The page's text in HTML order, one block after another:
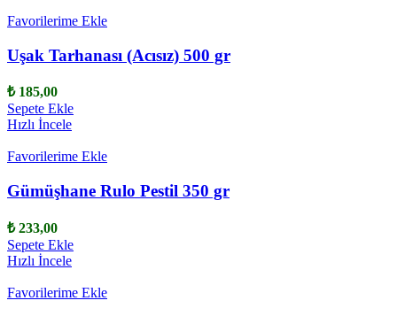
Favorilerime Ekle
Uşak Tarhanası (Acısız) 500 gr
₺185,00
Sepete Ekle
Hızlı İncele
Favorilerime Ekle
Gümüşhane Rulo Pestil 350 gr
₺233,00
Sepete Ekle
Hızlı İncele
Favorilerime Ekle